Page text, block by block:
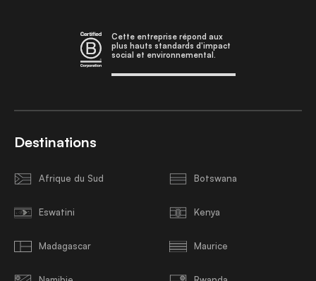
Cette entreprise répond aux
plus hauts standards d'impact
social et environnemental.
Destinations
Afrique du Sud Botswana
Eswatini Kenya
Madagascar Maurice